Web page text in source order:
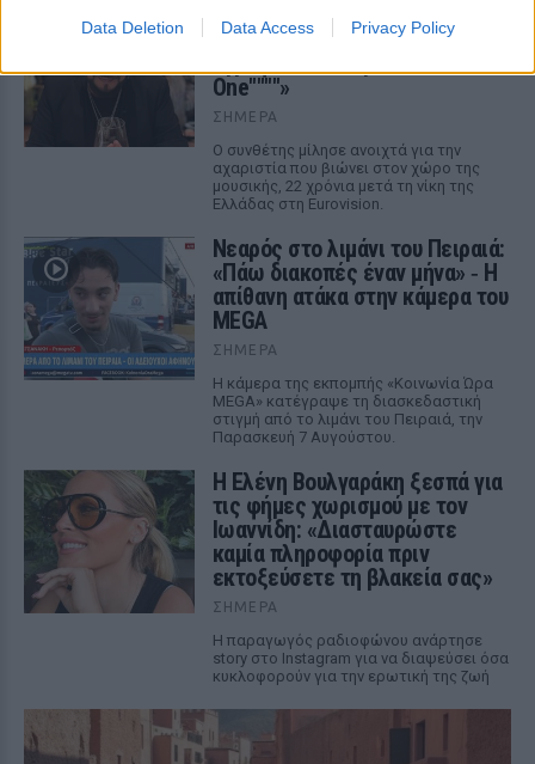
Data Deletion Data Access Privacy Policy
Χρήστος Δάντης: «Συνάδελφοι
προσπαθούν να ξεχάσουν ότι
One""""»
ΣΉΜΕΡΑ
Ο συνθέτης μίλησε ανοιχτά για την
αχαριστία που βιώνει στον χώρο της
μουσικής, 22 χρόνια μετά τη νίκη της
Ελλάδας στη Eurovision.
Νεαρός στο λιμάνι του Πειραιά:
«Πάω διακοπές έναν μήνα» ‑ Η
απίθανη ατάκα στην κάμερα του
MEGA
ΣΉΜΕΡΑ
Η κάμερα της εκπομπής «Κοινωνία Ώρα
MEGA» κατέγραψε τη διασκεδαστική
στιγμή από το λιμάνι του Πειραιά, την
Παρασκευή 7 Αυγούστου.
Η Ελένη Βουλγαράκη ξεσπά για
τις φήμες χωρισμού με τον
Ιωαννίδη: «Διασταυρώστε
καμία πληροφορία πριν
εκτοξεύσετε τη βλακεία σας»
ΣΉΜΕΡΑ
Η παραγωγός ραδιοφώνου ανάρτησε
story στο Instagram για να διαψεύσει όσα
κυκλοφορούν για την ερωτική της ζωή